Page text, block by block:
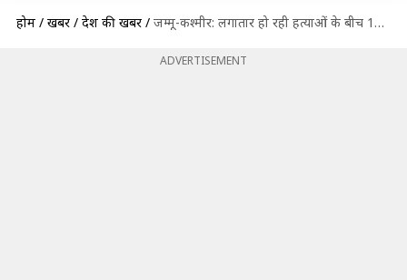
होम / खबरें / देश की खबरें / जम्मू-कश्मीर: लगातार हो रही हत्याओं के बीच 177 कश्मीरी पंडित शिक्षकों का घाटी से बाहर तबादला
ADVERTISEMENT